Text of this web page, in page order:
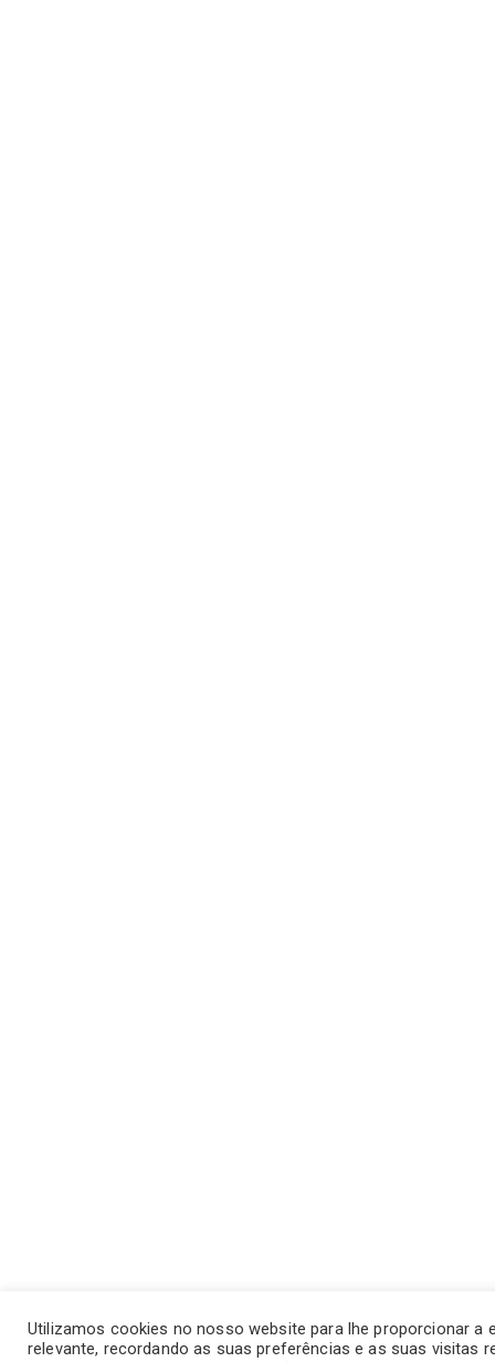
Utilizamos cookies no nosso website para lhe proporcionar a
relevante, recordando as suas preferências e as suas visitas